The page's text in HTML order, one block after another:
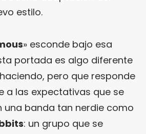
estilo.
» esconde bajo esa
portada es algo diferente
pero que responde
a las expectativas que se
una banda tan nerdie como
: un grupo que se